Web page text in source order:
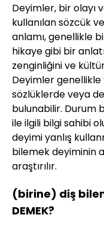
Deyimler, bir olayı
kullanılan sözcük
anlamı, genellikle
hikaye gibi bir
zenginliğini ve
Deyimler genellikle
sözlüklerde veya
bulunabilir. Durum
ile ilgili bilgi sahibi
deyimi yanlış
bilemek deyiminin
araştırılır.
(birine) diş
DEMEK?